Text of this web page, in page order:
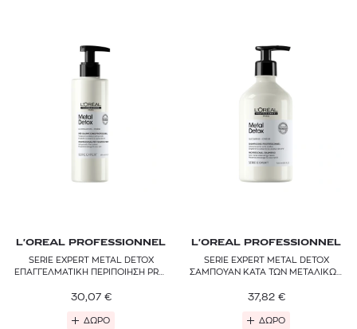
L'OREAL PROFESSIONNEL
SERIE EXPERT METAL DETOX
ΕΠΑΓΓΕΛΜΑΤΙΚΗ ΠΕΡΙΠΟΙΗΣΗ PRE-
30,07 €
ΔΩΡΟ
L'OREAL PROFESSIONNEL
SERIE EXPERT METAL DETOX
ΣΑΜΠΟΥΑΝ ΚΑΤΑ ΤΩΝ ΜΕΤΑΛΙΚΩΝ
37,82 €
ΔΩΡΟ